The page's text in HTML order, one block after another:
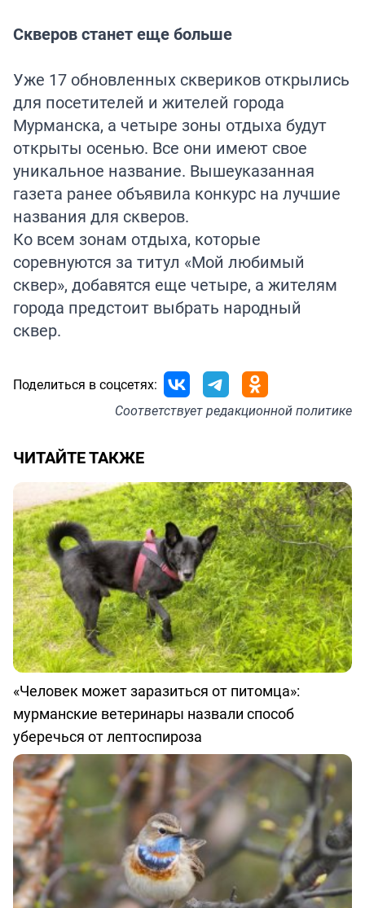
Скверов станет еще больше
Уже 17 обновленных сквериков открылись
для посетителей и жителей города
Мурманска, а четыре зоны отдыха будут
открыты осенью. Все они имеют свое
уникальное название. Вышеуказанная
газета ранее объявила конкурс на лучшие
названия для скверов.
Ко всем зонам отдыха, которые
соревнуются за титул «Мой любимый
сквер», добавятся еще четыре, а жителям
города предстоит выбрать народный
сквер.
Поделиться в соцсетях:
Соответствуетредакционной политике
ЧИТАЙТЕ ТАКЖЕ
«Человек может заразиться от питомца»:
мурманские ветеринары назвали способ
уберечься от лептоспироза